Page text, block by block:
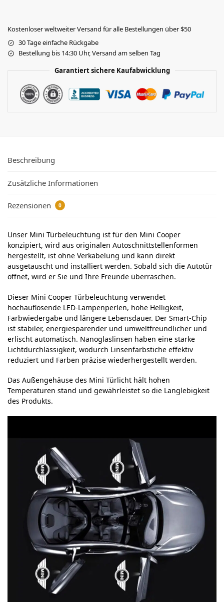
Kostenloser weltweiter Versand für alle Bestellungen über $50
30 Tage einfache Rückgabe
Bestellung bis 14:30 Uhr, Versand am selben Tag
Garantiert sichere Kaufabwicklung
Beschreibung
Zusätzliche Informationen
Rezensionen 0
Unser Mini Türbeleuchtung ist für den Mini Cooper
konzipiert, wird aus originalen Autoschnittstellenformen
hergestellt, ist ohne Verkabelung und kann direkt
ausgetauscht und installiert werden. Sobald sich die Autotür
öffnet, wird er Sie und Ihre Freunde überraschen.
Dieser Mini Cooper Türbeleuchtung verwendet
hochauflösende LED-Lampenperlen, hohe Helligkeit,
Farbwiedergabe und längere Lebensdauer. Der Smart-Chip
ist stabiler, energiesparender und umweltfreundlicher und
erlischt automatisch. Nanoglaslinsen haben eine starke
Lichtdurchlässigkeit, wodurch Linsenfarbstiche effektiv
reduziert und Farben präzise wiederhergestellt werden.
Das Außengehäuse des Mini Türlicht hält hohen
Temperaturen stand und gewährleistet so die Langlebigkeit
des Produkts.